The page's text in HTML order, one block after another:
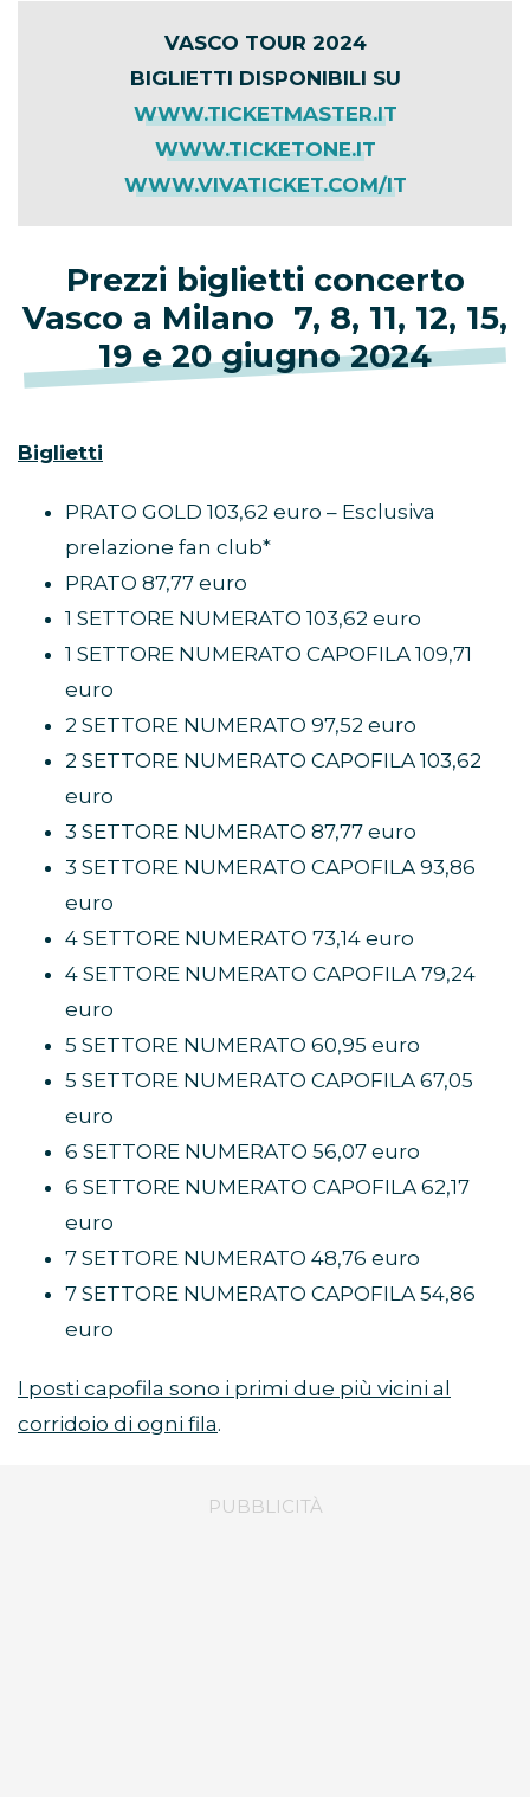
VASCO TOUR 2024
BIGLIETTI DISPONIBILI SU
WWW.TICKETMASTER.IT
WWW.TICKETONE.IT
WWW.VIVATICKET.COM/IT
Prezzi biglietti concerto
Vasco a Milano 7, 8, 11, 12, 15,
19 e 20 giugno 2024
Biglietti
PRATO GOLD 103,62 euro – Esclusiva
prelazione fan club*
PRATO 87,77 euro
1 SETTORE NUMERATO 103,62 euro
1 SETTORE NUMERATO CAPOFILA 109,71
euro
2 SETTORE NUMERATO 97,52 euro
2 SETTORE NUMERATO CAPOFILA 103,62
euro
3 SETTORE NUMERATO 87,77 euro
3 SETTORE NUMERATO CAPOFILA 93,86
euro
4 SETTORE NUMERATO 73,14 euro
4 SETTORE NUMERATO CAPOFILA 79,24
euro
5 SETTORE NUMERATO 60,95 euro
5 SETTORE NUMERATO CAPOFILA 67,05
euro
6 SETTORE NUMERATO 56,07 euro
6 SETTORE NUMERATO CAPOFILA 62,17
euro
7 SETTORE NUMERATO 48,76 euro
7 SETTORE NUMERATO CAPOFILA 54,86
euro
I posti capofila sono i primi due più vicini al
corridoio di ogni fila.